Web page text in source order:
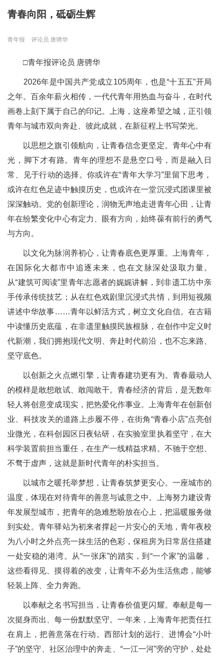
青春向阳，砥砺生辉
青年报 评论员 唐骋华
□青年报评论员 唐骋华
2026年是中国共产党成立105周年，也是“十五五”开局
之年。百余年薪火相传，一代代青年用热血与奋斗，在时代
画卷上刻下属于自己的印记。上海，这座希望之城，正引领
青年与城市双向奔赴、彼此成就，在新征程上书写荣光。
以思想之旗引领航向，让青春信念更坚定。青年心中有
光，脚下才有路。青年的理想不是悬空口号，而是融入日
常、见于行动的选择。你或许在“青年大学习”里留下思考，
或许在红色足迹中触摸历史，也或许在一堂沉浸式团课里被
深深触动。党的创新理论，润物无声地走进青年心田，让青
年在纷繁变化中心有定力、眼有方向，始终葆有前行的勇气
与方向。
以文化为脉润养初心，让青春底色更厚重。上海青年，
在国际化大都市中追逐未来，也在文脉深处汲取力量。
从“建筑可阅读”里青年志愿者的娓娓讲解，到非遗工坊中亲
手传承传统技艺；从在红色戏剧里沉浸式共情，到用短视频
讲述中华故事……青年以鲜活方式，树立文化自信。在古籍
中读懂历史底蕴，在非遗里触摸民族根脉，在创作中定义时
代新潮，我们拥抱现代文明、奔赴时代前沿，也不忘来路、
坚守底色。
以创新之火点燃引擎，让青春建功更有为。青春最动人
的模样是敢想敢试、敢闯敢干。青春经济的背后，是无数年
轻人将创意变成现实，把热爱化作事业。上海青年在创新创
业、科技攻关的道路上步履不停，在街角“青春小店”点亮创
业微光，在科创园区日夜钻研，在实验室里执着坚守，在大
科学装置前担当重任，在生产一线精益求精。不驰于空想、
不骛于虚声，这就是新时代青年的朴实担当。
以城市之暖托举梦想，让青春筑梦更安心。一座城市的
温度，体现在对待青年的善意与诚意之中。上海努力建设青
年发展型城市，把青年的急难愁盼放在心上，把温暖服务做
到实处。青年驿站为初来者撑起一片安心的天地，青年夜校
为八小时之外点亮一抹生活的色彩，保租房为日常居住搭建
一处安稳的港湾。从“一张床”的踏实，到“一个家”的温馨，
这些看得见、摸得着的改变，让青年不必为生活焦虑，能够
轻装上阵、全力奔跑。
以奉献之名书写担当，让青春价值更闪耀。奉献是每一
次挺身而出、每一份默默坚守。一年来，上海青年把责任扛
在肩上，把善意落在行动。西部计划的远行、进博会“小叶
子”的坚守、社区治理中的奔走、“一江一河”旁的守护，处处